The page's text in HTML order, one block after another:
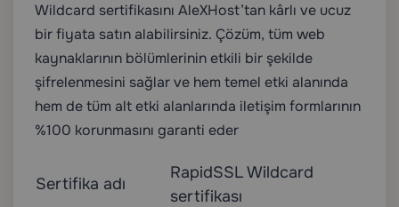
Wildcard sertifikasını AleXHost’tan kârlı ve ucuz
bir fiyata satın alabilirsiniz. Çözüm, tüm web
kaynaklarının bölümlerinin etkili bir şekilde
şifrelenmesini sağlar ve hem temel etki alanında
hem de tüm alt etki alanlarında iletişim formlarının
%100 korunmasını garanti eder
Sertifika adı
RapidSSL Wildcard
sertifikası